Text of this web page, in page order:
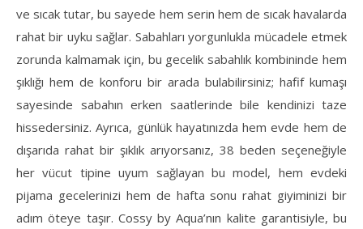
ve sıcak tutar, bu sayede hem serin hem de sıcak havalarda
rahat bir uyku sağlar. Sabahları yorgunlukla mücadele etmek
zorunda kalmamak için, bu gecelik sabahlık kombininde hem
şıklığı hem de konforu bir arada bulabilirsiniz; hafif kumaşı
sayesinde sabahın erken saatlerinde bile kendinizi taze
hissedersiniz. Ayrıca, günlük hayatınızda hem evde hem de
dışarıda rahat bir şıklık arıyorsanız, 38 beden seçeneğiyle
her vücut tipine uyum sağlayan bu model, hem evdeki
pijama gecelerinizi hem de hafta sonu rahat giyiminizi bir
adım öteye taşır. Cossy by Aqua’nın kalite garantisiyle, bu